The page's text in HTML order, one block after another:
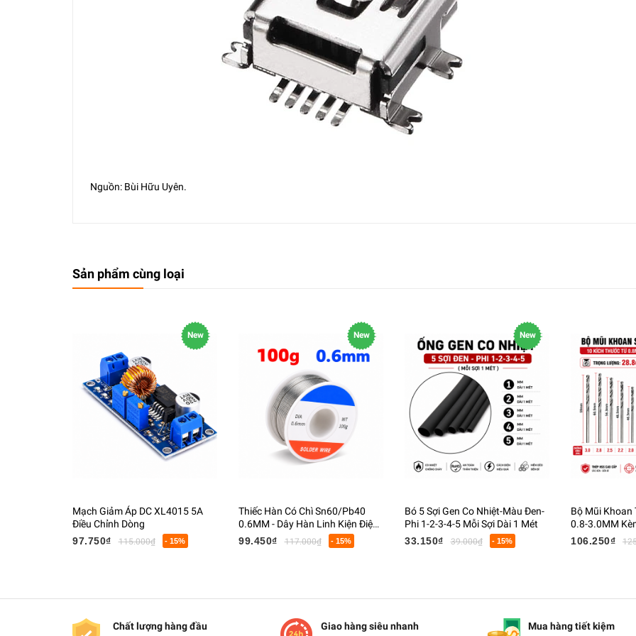
Nguồn: Bùi Hữu Uyên.
Sản phẩm cùng loại
New
Mạch Giảm Áp DC XL4015 5A
Điều Chỉnh Dòng
97.750₫
115.000₫ - 15%
New
Thiếc Hàn Có Chì Sn60/Pb40
0.6MM - Dây Hàn Linh Kiện Điện
Tử Có Lõi Flux
99.450₫ 117.000₫ - 15%
New
Bó 5 Sợi Gen Co Nhiệt-Màu Đen-
Phi 1-2-3-4-5 Mỗi Sợi Dài 1 Mét
33.150₫
39.000₫ - 15%
Bộ Mũi Khoan
0.8-3.0MM
Cầm Tay
106.250₫
Chất lượng hàng đầu Giao hàng siêu nhanh Mua hàng tiết kiệm